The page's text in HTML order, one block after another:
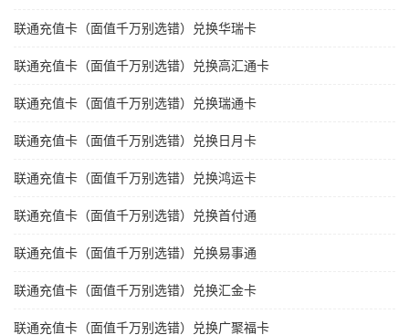
联通充值卡（面值千万别选错）兑换华瑞卡
联通充值卡（面值千万别选错）兑换高汇通卡
联通充值卡（面值千万别选错）兑换瑞通卡
联通充值卡（面值千万别选错）兑换日月卡
联通充值卡（面值千万别选错）兑换鸿运卡
联通充值卡（面值千万别选错）兑换首付通
联通充值卡（面值千万别选错）兑换易事通
联通充值卡（面值千万别选错）兑换汇金卡
联通充值卡（面值千万别选错）兑换广聚福卡